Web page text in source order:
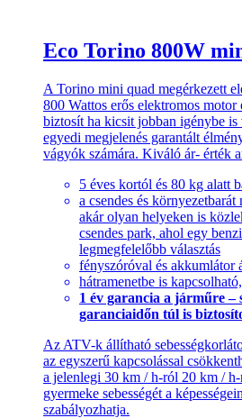
Eco Torino 800W
A Torino mini quad megérkezett
800 Wattos erős elektromos
biztosít ha kicsit jobban igénybe
egyedi megjelenés garantált
vágyók számára. Kiváló ár- érték
5 éves kortól és 80 kg alatt
a csendes és
akár olyan helyeken is
csendes park, ahol egy
legmegfelelőbb választás
fényszóróval és akkumlátor
hátramenetbe is
1 év garancia a járműre –
garanciaidőn túl is
Az ATV-k állítható
az egyszerű kapcsolással
a jelenlegi 30 km / h-ról 20 km /
gyermeke sebességét a
szabályozhatja.